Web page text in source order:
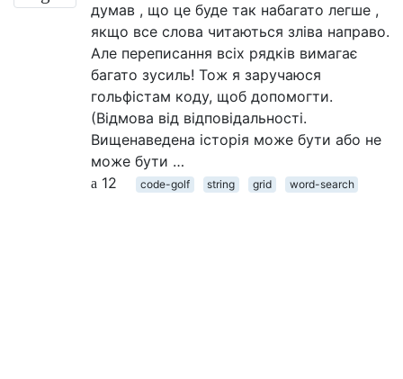
думав , що це буде так набагато легше ,
якщо все слова читаються зліва направо.
Але переписання всіх рядків вимагає
багато зусиль! Тож я заручаюся
гольфістам коду, щоб допомогти.
(Відмова від відповідальності.
Вищенаведена історія може бути або не
може бути …
12
code-golf string grid word-search